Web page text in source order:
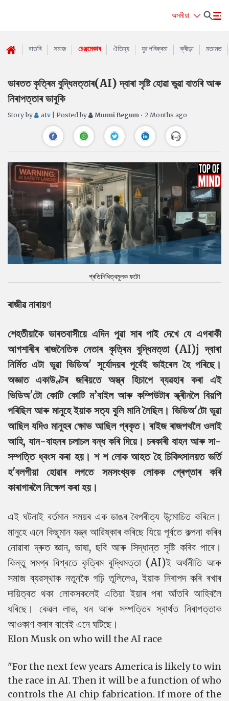
অসমীয়া
বাতৰি সমাজ চেঞ্জমেকাৰ ঐতিহ্য যুৱ পৰিক্ৰমা ক্ৰীড়া মতামত
ভাৰতত কৃত্ৰিম বুদ্ধিমত্তাৰ(AI) দ্বাৰা সৃষ্টি হোৱা ভুৱা বাতৰি আৰু
নিৰাপত্তাৰ ভাবুকি
Story by atv | Posted by Munni Begum • 2 Months ago
প্ৰতিনিধিত্বমুলক ফটো
ৰাজীৱ নাৰায়ণ
শেহতীয়াকৈ ভাৰতবাসীয়ে এদিন পুৱা সাৰ পাই দেখে যে এগৰাকী
আগশাৰীৰ ৰাজনৈতিক নেতাৰ কৃত্ৰিম বুদ্ধিমত্তা (AI)j দ্বাৰা
নিৰ্মিত এটা ভুৱা ভিডিঅ' সূৰ্যোদয়ৰ পূৰ্বেই ভাইৰেল হৈ পৰিছে।
অজ্ঞাত একাউণ্টৰ জৰিয়তে অস্ত্ৰ হিচাপে ব্যৱহাৰ কৰা এই
ভিডিঅ'টো কোটি কোটি ম’বাইল আৰু কম্পিউটাৰ স্ক্ৰীনলৈ বিয়পি
পৰিছিল আৰু মানুহে ইয়াক সত্য বুলি মানি লৈছিল। ভিডিঅ'টো ভুৱা
আছিল যদিও মানুহৰ ক্ষোভ আছিল প্ৰকৃত। ৰাইজ ৰাজপথলৈ ওলাই
আহি, যান-বাহনৰ চলাচল বন্ধ কৰি দিয়ে। চৰকাৰী বাহন আৰু সা-
সম্পত্তি ধ্বংস কৰা হয়। শ শ লোক আহত হৈ চিকিৎসালয়ত ভৰ্তি
হ'বলগীয়া হোৱাৰ লগতে সমসংখ্যক লোকক গ্ৰেপ্তাৰ কৰি
কাৰাগাৰলৈ নিক্ষেপ কৰা হয়।
এই ঘটনাই বৰ্তমান সময়ৰ এক ডাঙৰ বৈপৰীত্য উন্মোচিত কৰিলে।
মানুহে এনে কিছুমান যন্ত্ৰ আৱিষ্কাৰ কৰিছে যিয়ে পূৰ্বতে কল্পনা কৰিব
নোৱাৰা দ্ৰুত জ্ঞান, ভাষা, ছবি আৰু সিদ্ধান্ত সৃষ্টি কৰিব পাৰে।
কিন্তু সমগ্ৰ বিশ্বতে কৃত্ৰিম বুদ্ধিমত্তা (AI)ই অৰ্থনীতি আৰু
সমাজ ব্যৱস্থাক নতুনকৈ গঢ়ি তুলিলেও, ইয়াক নিৰাপদ কৰি ৰখাৰ
দায়িত্বত থকা লোকসকলেই এতিয়া ইয়াৰ পৰা আঁতৰি আহিবলৈ
ধৰিছে। কেৱল লাভ, ধন আৰু সম্পত্তিৰ স্বাৰ্থত নিৰাপত্তাক
আওকাণ কৰাৰ বাবেই এনে ঘটিছে।
Elon Musk on who will the AI race
"For the next few years America is likely to win
the race in AI. Then it will be a function of who
controls the AI chip fabrication. If more of the